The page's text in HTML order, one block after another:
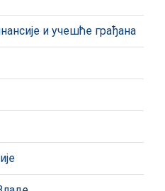
и учешће грађана